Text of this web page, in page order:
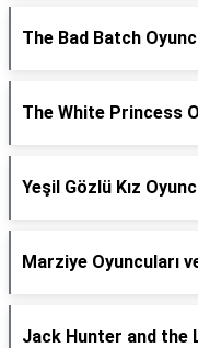
The Bad Batch
The White Princess
Yeşil Gözlü Kız
Marziye Oyuncuları
Jack Hunter and